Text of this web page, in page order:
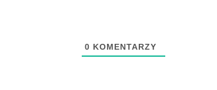
0 KOMENTARZY